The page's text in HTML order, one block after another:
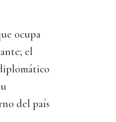
ocupa
el
del país